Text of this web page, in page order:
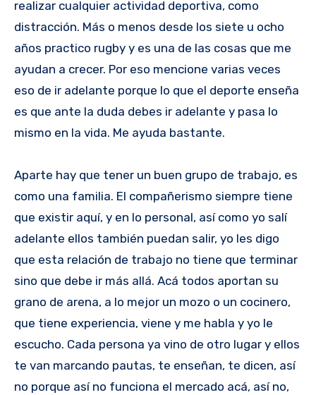
realizar cualquier actividad deportiva, como
distracción. Más o menos desde los siete u ocho
años practico rugby y es una de las cosas que me
ayudan a crecer. Por eso mencione varias veces
eso de ir adelante porque lo que el deporte enseña
es que ante la duda debes ir adelante y pasa lo
mismo en la vida. Me ayuda bastante.
Aparte hay que tener un buen grupo de trabajo, es
como una familia. El compañerismo siempre tiene
que existir aquí, y en lo personal, así como yo salí
adelante ellos también puedan salir, yo les digo
que esta relación de trabajo no tiene que terminar
sino que debe ir más allá. Acá todos aportan su
grano de arena, a lo mejor un mozo o un cocinero,
que tiene experiencia, viene y me habla y yo le
escucho. Cada persona ya vino de otro lugar y ellos
te van marcando pautas, te enseñan, te dicen, así
no porque así no funciona el mercado acá, así no,